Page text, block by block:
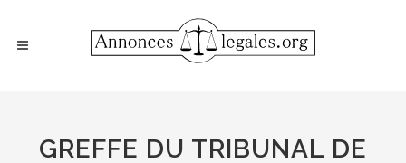
GREFFE DU TRIBUNAL DE